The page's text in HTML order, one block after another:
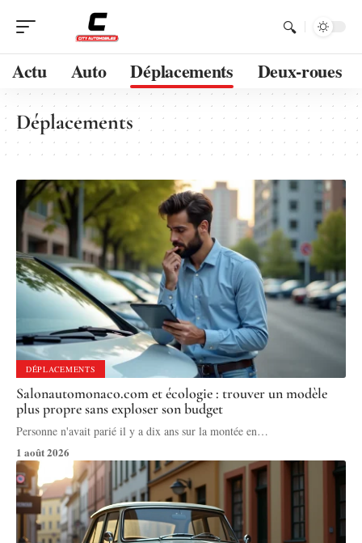
Actu Auto Déplacements Deux-roues
Déplacements
DÉPLACEMENTS
Salonautomonaco.com et écologie : trouver un modèle
plus propre sans exploser son budget
Personne n'avait parié il y a dix ans sur la montée en…
1 août 2026